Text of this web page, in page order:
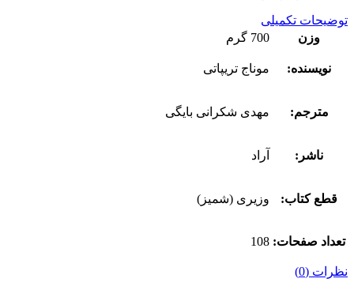
توضیحات تکمیلی
وزن
700 گرم
نویسنده: موناج تریپاتی
مترجم: مهدی شکرانی بایگی
ناشر: آراد
قطع کتاب: وزیری (شمیز)
تعداد صفحات: 108
نظرات (0)